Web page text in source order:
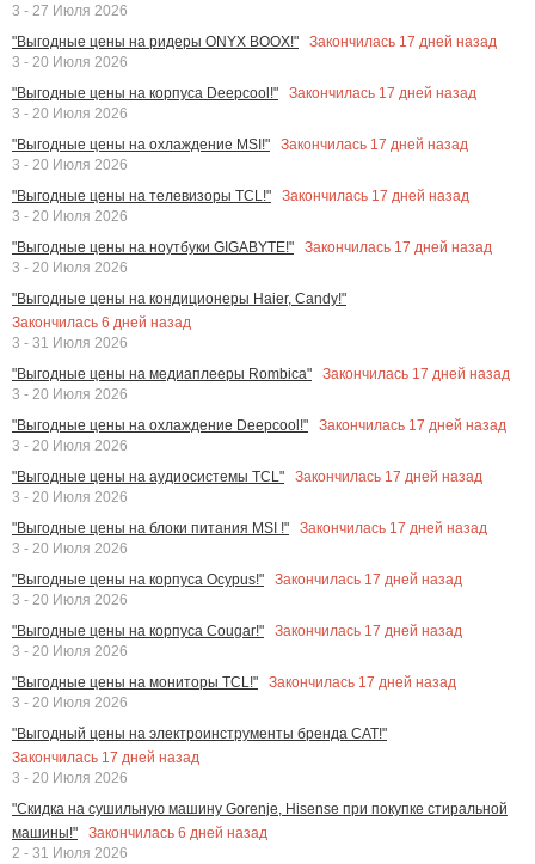
3 - 27 Июля 2026
"Выгодные цены на ридеры ONYX BOOX!"
Закончилась 17 дней назад
3 - 20 Июля 2026
"Выгодные цены на корпуса Deepcool!"
Закончилась 17 дней назад
3 - 20 Июля 2026
"Выгодные цены на охлаждение MSI!"
Закончилась 17 дней назад
3 - 20 Июля 2026
"Выгодные цены на телевизоры TCL!"
Закончилась 17 дней назад
3 - 20 Июля 2026
"Выгодные цены на ноутбуки GIGABYTE!"
Закончилась 17 дней назад
3 - 20 Июля 2026
"Выгодные цены на кондиционеры Haier, Candy!"
Закончилась 6 дней назад
3 - 31 Июля 2026
"Выгодные цены на медиаплееры Rombica"
Закончилась 17 дней назад
3 - 20 Июля 2026
"Выгодные цены на охлаждение Deepcool!"
Закончилась 17 дней назад
3 - 20 Июля 2026
"Выгодные цены на аудиосистемы TCL"
Закончилась 17 дней назад
3 - 20 Июля 2026
"Выгодные цены на блоки питания MSI !"
Закончилась 17 дней назад
3 - 20 Июля 2026
"Выгодные цены на корпуса Ocypus!"
Закончилась 17 дней назад
3 - 20 Июля 2026
"Выгодные цены на корпуса Cougar!"
Закончилась 17 дней назад
3 - 20 Июля 2026
"Выгодные цены на мониторы TCL!"
Закончилась 17 дней назад
3 - 20 Июля 2026
"Выгодный цены на электроинструменты бренда CAT!"
Закончилась 17 дней назад
3 - 20 Июля 2026
"Скидка на сушильную машину Gorenje, Hisense при покупке стиральной
машины!"
Закончилась 6 дней назад
2 - 31 Июля 2026